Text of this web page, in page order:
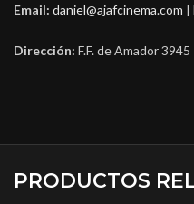
Email: daniel@ajafcinema.com |
Dirección: F.F. de Amador
PRODUCTOS